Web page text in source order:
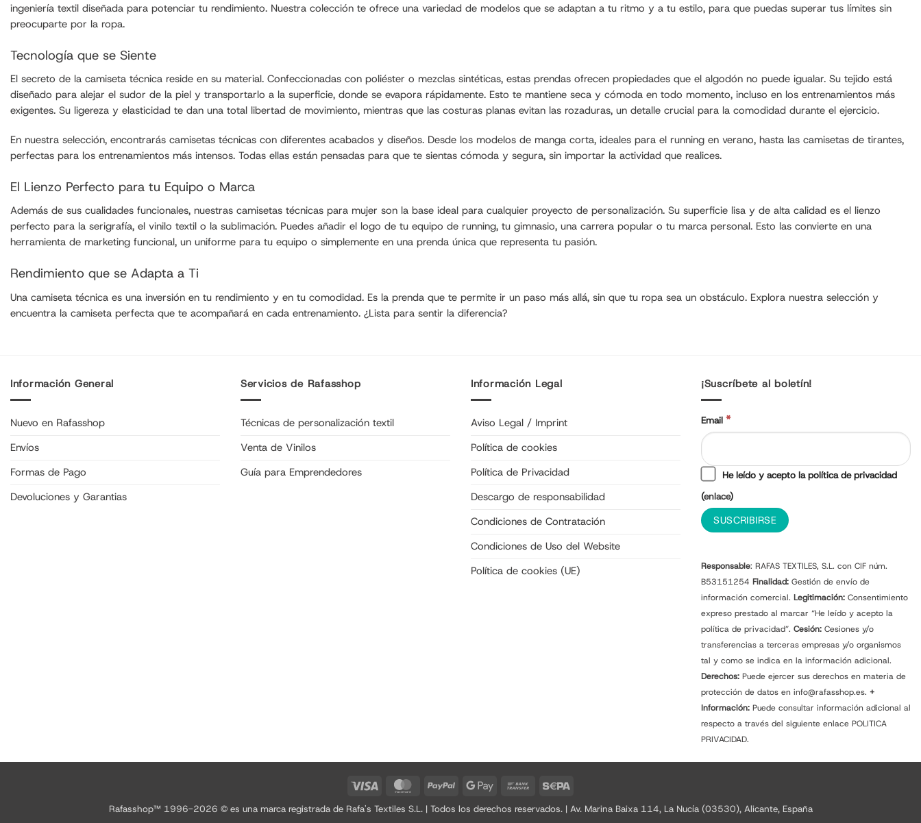
ingeniería textil diseñada para potenciar tu rendimiento. Nuestra colección te ofrece una variedad de modelos que se adaptan a tu ritmo y a tu estilo, para que puedas superar tus límites sin
preocuparte por la ropa.
Tecnología que se Siente
El secreto de la camiseta técnica reside en su material. Confeccionadas con poliéster o mezclas sintéticas, estas prendas ofrecen propiedades que el algodón no puede igualar. Su tejido está
diseñado para alejar el sudor de la piel y transportarlo a la superficie, donde se evapora rápidamente. Esto te mantiene seca y cómoda en todo momento, incluso en los entrenamientos más
exigentes. Su ligereza y elasticidad te dan una total libertad de movimiento, mientras que las costuras planas evitan las rozaduras, un detalle crucial para la comodidad durante el ejercicio.
En nuestra selección, encontrarás camisetas técnicas con diferentes acabados y diseños. Desde los modelos de manga corta, ideales para el running en verano, hasta las camisetas de tirantes,
perfectas para los entrenamientos más intensos. Todas ellas están pensadas para que te sientas cómoda y segura, sin importar la actividad que realices.
El Lienzo Perfecto para tu Equipo o Marca
Además de sus cualidades funcionales, nuestras camisetas técnicas para mujer son la base ideal para cualquier proyecto de personalización. Su superficie lisa y de alta calidad es el lienzo
perfecto para la serigrafía, el vinilo textil o la sublimación. Puedes añadir el logo de tu equipo de running, tu gimnasio, una carrera popular o tu marca personal. Esto las convierte en una
herramienta de marketing funcional, un uniforme para tu equipo o simplemente en una prenda única que representa tu pasión.
Rendimiento que se Adapta a Ti
Una camiseta técnica es una inversión en tu rendimiento y en tu comodidad. Es la prenda que te permite ir un paso más allá, sin que tu ropa sea un obstáculo. Explora nuestra selección y
encuentra la camiseta perfecta que te acompañará en cada entrenamiento. ¿Lista para sentir la diferencia?
Información General
Nuevo en Rafasshop
Envíos
Formas de Pago
Devoluciones y Garantias
Servicios de Rafasshop
Técnicas de personalización textil
Venta de Vinilos
Guía para Emprendedores
Información Legal
Aviso Legal / Imprint
Política de cookies
Política de Privacidad
Descargo de responsabilidad
Condiciones de Contratación
Condiciones de Uso del Website
Política de cookies (UE)
¡Suscríbete al boletín!
Email *
He leído y acepto la política de privacidad
(enlace)
Responsable: RAFAS TEXTILES, S.L. con CIF núm.
B53151254 Finalidad: Gestión de envío de
información comercial. Legitimación: Consentimiento
expreso prestado al marcar “He leído y acepto la
política de privacidad”. Cesión: Cesiones y/o
transferencias a terceras empresas y/o organismos
tal y como se indica en la información adicional.
Derechos: Puede ejercer sus derechos en materia de
protección de datos en info@rafasshop.es. +
Información: Puede consultar información adicional al
respecto a través del siguiente enlace POLITICA
PRIVACIDAD.
Visa MasterCardPayPal
Google
Bank
Rafasshop™ 1996-2026 © es una marca registrada de Rafa's Textiles S.L. | Todos los derechos reservados. | Av. Marina Baixa 114, La Nucía (03530), Alicante, España